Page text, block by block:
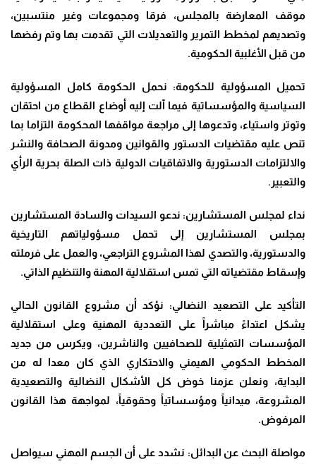
موقف المعارضة بالمجلس، فرقا ومجموعات وغير منتسبين،
وتصديهم لمخطط التمرير والتعديلات التي تقدمت بها وتم رفضها
من قبل الأغلبية الحكومية.
تحميل المسؤولية للحكومة: نحمل الحكومة كامل المسؤولية
السياسية والمؤسساتية فيما آلت إليه أوضاع القطاع من احتقان
وتوتر واستياء، وتدعوها إلى مراجعة مواقفها المحكومة التزاما بما
تنص عليه مقتضيات الدستور والقوانين ومدونة الصحافة والنشر
والالتزامات الدستورية والاتفاقيات الدولية ذات الصلة بحرية الرأي
والتعبير .
نداء لمجلس المستشارين: ندعو السيدات والسادة المستشارين
بمجلس المستشارين إلى تحمل مسؤولياتهم التاريخية
والدستورية، والتصدي لهذا المشروع التراجعي، والعمل على فرملته
وإسقاط مقتضياته التي تمس استقلالية المهنة والتنظيم الذاتي.
التأكيد على التصعيد النضالي: نؤكد أن مشروع القانون الحالي
يشكل اعتداءً مباشراً على التعددية المهنية وعلى استقلالية
المؤسسات التمثيلية للصحافيين والناشرين، ويكرس من جديد
المخطط الحكومي الهيمني والاحتكاري الذي كان معدا له من
البداية، ونعلن عزمنا خوض كل الأشكال النضالية والتصعيدية
المشروعة، ميدانياً ومؤسساتياً وحقوقياً، لمواجهة هذا القانون
المرفوض.
مواصلة البحث عن البدائل: نشدد على أن الجسم المهني سيواصل